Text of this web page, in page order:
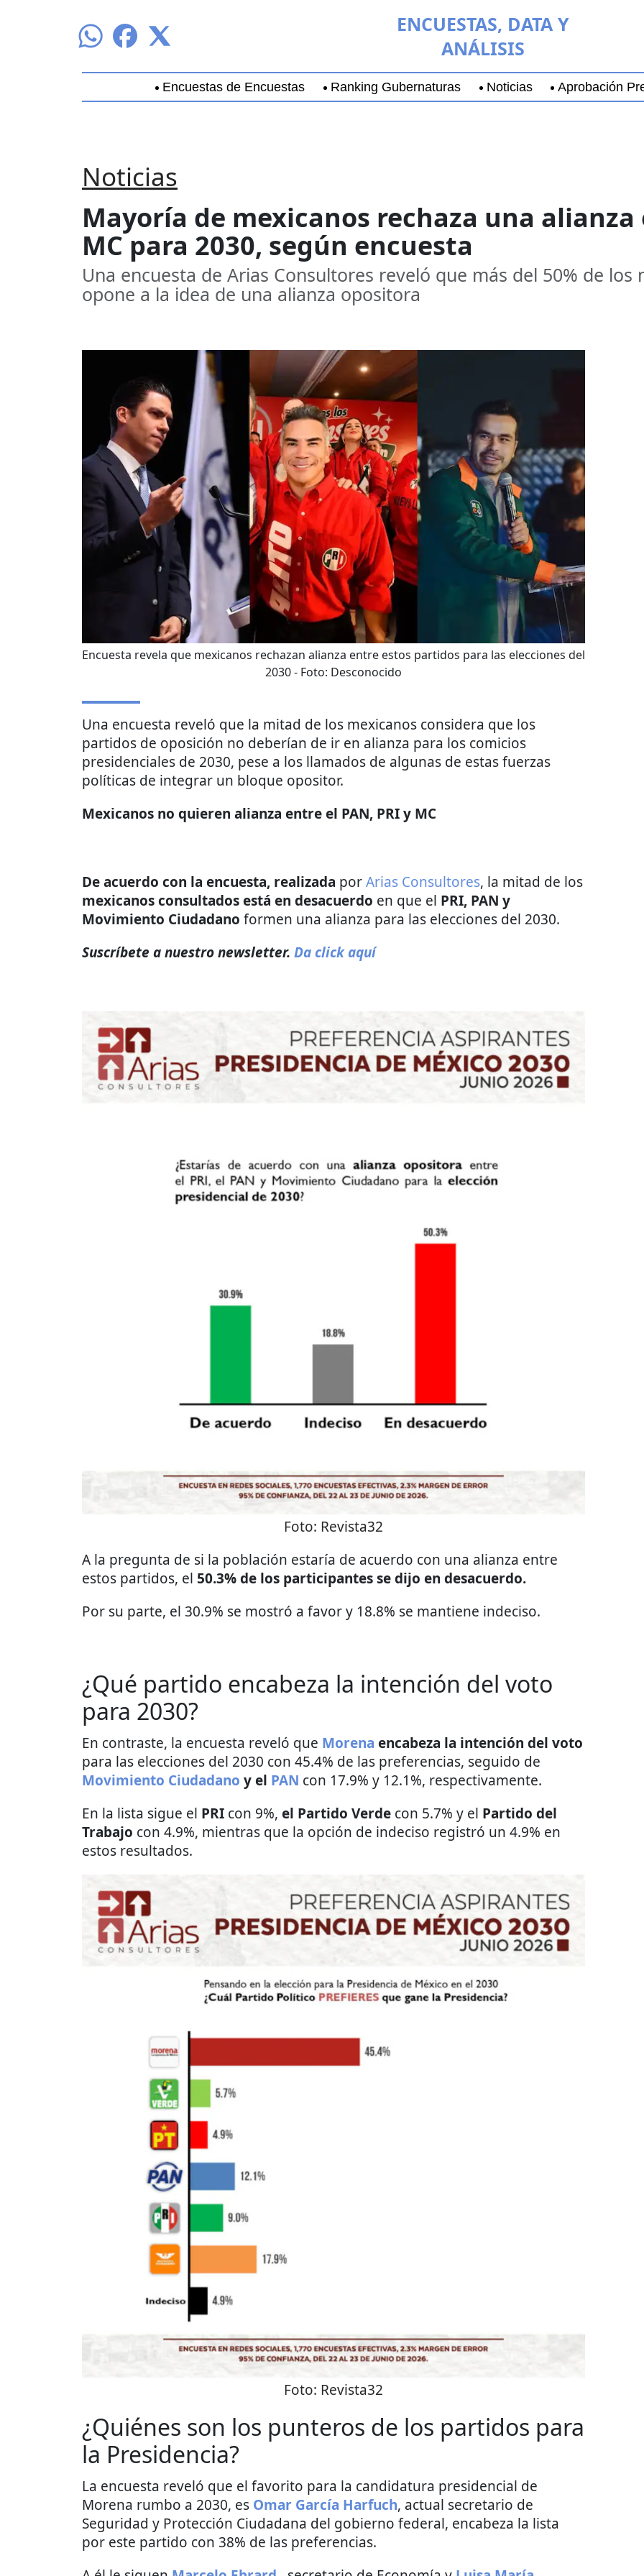
ENCUESTAS, DATA Y
ANÁLISIS
Encuestas de Encuestas Ranking Gubernaturas Noticias Aprobación
Noticias
Mayoría de mexicanos rechaza una alianza
MC para 2030, según encuesta
Una encuesta de Arias Consultores reveló que más del 50% de
opone a la idea de una alianza opositora
Encuesta revela que mexicanos rechazan alianza entre estos partidos para las elecciones del
2030- Foto: Desconocido
Una encuesta reveló que la mitad de los mexicanos considera que los
partidos de oposición no deberían de ir en alianza para los comicios
presidenciales de 2030, pese a los llamados de algunas de estas fuerzas
políticas de integrar un bloque opositor.
Mexicanos no quieren alianza entre el PAN, PRI y MC
De acuerdo con la encuesta, realizada porArias Consultores, la mitad de los
mexicanos consultados está en desacuerdo en que el PRI, PAN y
Movimiento Ciudadano formen una alianza para las elecciones del 2030.
Suscríbete a nuestro newsletter. Da click aquí
Foto: Revista32
A la pregunta de si la población estaría de acuerdo con una alianza entre
estos partidos, el 50.3% de los participantes se dijo en desacuerdo.
Por su parte, el 30.9% se mostró a favor y 18.8% se mantiene indeciso.
¿Qué partido encabeza la intención del voto
para 2030?
En contraste, la encuesta reveló que Morena encabeza la intención del voto
para las elecciones del 2030 con 45.4% de las preferencias, seguido de
Movimiento Ciudadano y el PAN con 17.9% y 12.1%, respectivamente.
En la lista sigue el PRI con 9%, el Partido Verde con 5.7% y el Partido del
Trabajo con 4.9%, mientras que la opción de indeciso registró un 4.9% en
estos resultados.
Foto: Revista32
¿Quiénes son los punteros de los partidos para
la Presidencia?
La encuesta reveló que el favorito para la candidatura presidencial de
Morena rumbo a 2030, es Omar García Harfuch, actual secretario de
Seguridad y Protección Ciudadana del gobierno federal, encabeza la lista
por este partido con 38% de las preferencias.